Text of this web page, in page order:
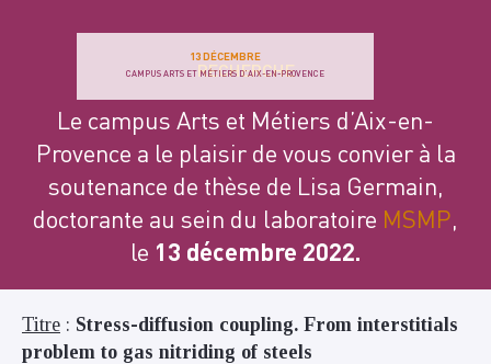
13 DÉCEMBRE
CAMPUS ARTS ET MÉTIERS D'AIX-EN-PROVENCE
RECHERCHE
Le campus Arts et Métiers d’Aix-en-
Provence a le plaisir de vous convier à la
soutenance de thèse de Lisa Germain,
doctorante au sein du laboratoire MSMP,
le 13 décembre 2022.
Titre : Stress-diffusion coupling. From interstitials
problem to gas nitriding of steels